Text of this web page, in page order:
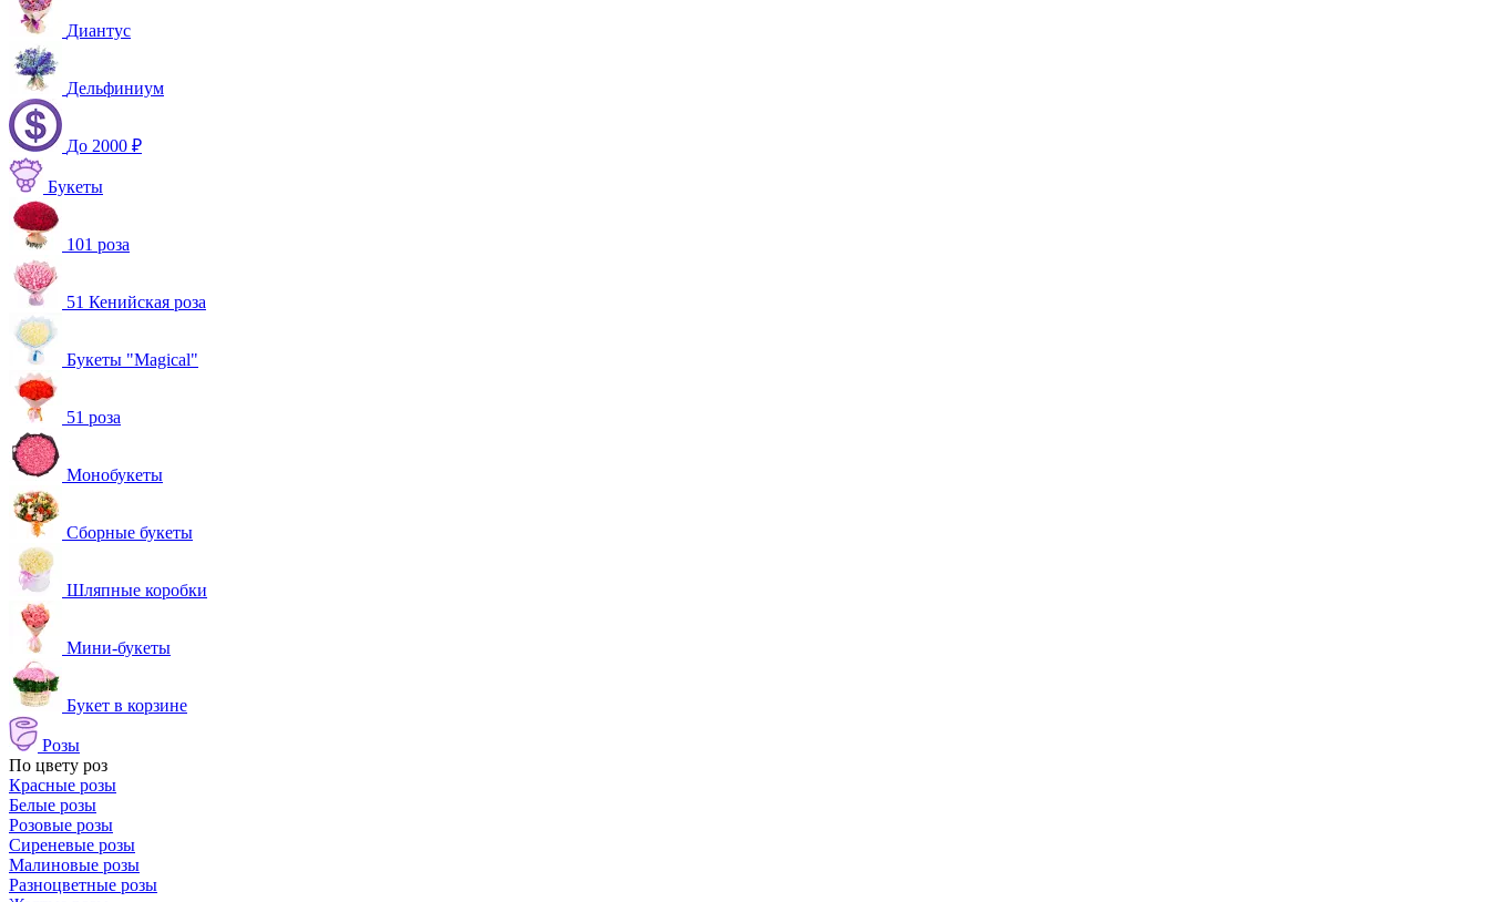
Диантус
Дельфиниум
До 2000 ₽
Букеты
101 роза
51 Кенийская роза
Букеты "Magical"
51 роза
Монобукеты
Сборные букеты
Шляпные коробки
Мини-букеты
Букет в корзине
Розы
По цвету роз
Красные розы
Белые розы
Розовые розы
Сиреневые розы
Малиновые розы
Разноцветные розы